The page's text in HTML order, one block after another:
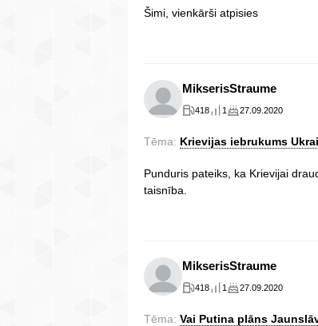
Šimi, vienkārši atpisies
MikserisStraume
418 1 27.09.2020
Tēma: Krievijas iebrukums
Punduris pateiks, ka Krievijai
taisnība.
MikserisStraume
418 1 27.09.2020
Tēma: Vai Putina plāns